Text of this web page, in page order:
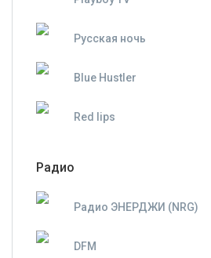
Русская ночь
Blue Hustler
Red lips
Радио
Радио ЭНЕРДЖИ (NRG)
DFM